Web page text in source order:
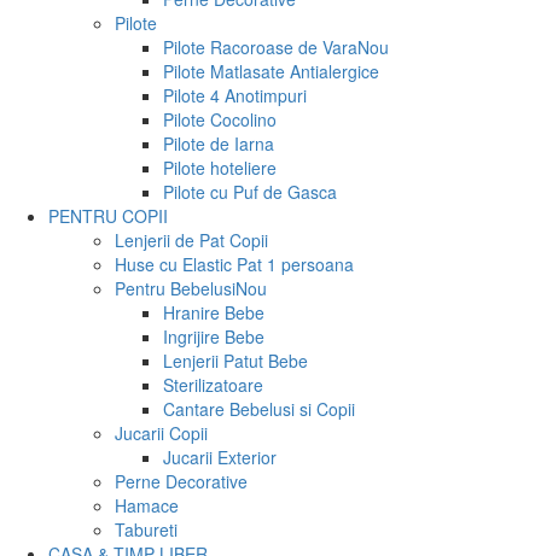
Pilote
Pilote Racoroase de VaraNou
Pilote Matlasate Antialergice
Pilote 4 Anotimpuri
Pilote Cocolino
Pilote de Iarna
Pilote hoteliere
Pilote cu Puf de Gasca
PENTRU COPII
Lenjerii de Pat Copii
Huse cu Elastic Pat 1 persoana
Pentru BebelusiNou
Hranire Bebe
Ingrijire Bebe
Lenjerii Patut Bebe
Sterilizatoare
Cantare Bebelusi si Copii
Jucarii Copii
Jucarii Exterior
Perne Decorative
Hamace
Tabureti